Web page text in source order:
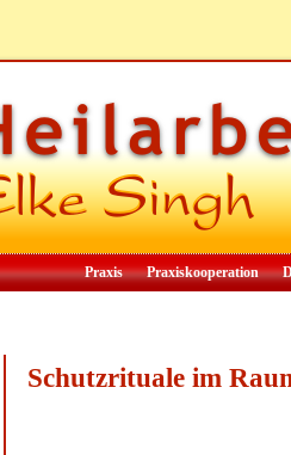
Praxis Praxiskooperation
Schutzrituale im